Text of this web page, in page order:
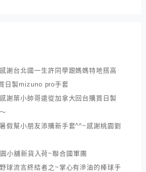
感謝台北國一生許同學跟媽媽特地搭高
日製mizuno pro手套
感謝葉小帥哥遠從加拿大回台購買日製
暑假幫小朋友添購新手套^^~感謝桃園劉
小舖新貨入荷~聯合國軍團
野球流言終結者之~掌心有滲油的棒球手